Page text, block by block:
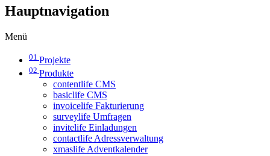
Hauptnavigation
Menü
01 Projekte
02 Produkte
contentlife CMS
basiclife CMS
invoicelife Fakturierung
surveylife Umfragen
invitelife Einladungen
contactlife Adressverwaltung
xmaslife Adventkalender